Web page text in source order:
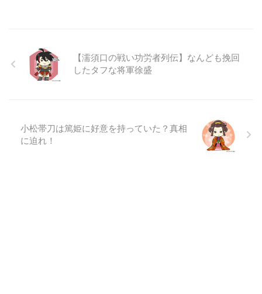
【濡須口の戦い功労者列伝】なんども挽回
したタフな将軍徐盛
小松帯刀は篤姫に好意を持っていた？真相
に迫れ！